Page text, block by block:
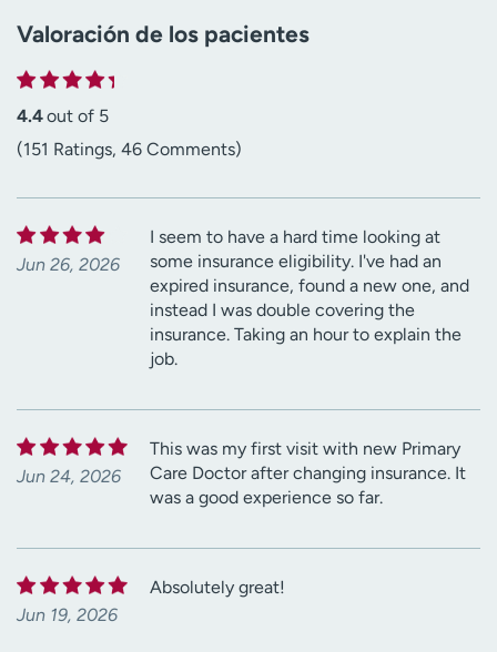
Valoración de los pacientes
4.4out of 5
(151 Ratings, 46 Comments)
Jun 26, 2026
I seem to have a hard time looking at
some insurance eligibility. I've had an
expired insurance, found a new one, and
instead I was double covering the
insurance. Taking an hour to explain the
job.
Jun 24, 2026
This was my first visit with new Primary
Care Doctor after changing insurance. It
was a good experience so far.
Jun 19, 2026
Absolutely great!